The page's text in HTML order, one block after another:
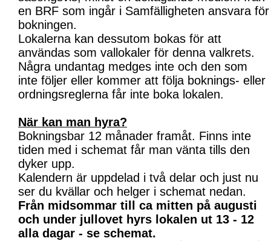
en BRF som ingår i Samfälligheten ansvara för
bokningen.
Lokalerna kan dessutom bokas för att
användas som vallokaler för denna valkrets.
Några undantag medges inte och den som
inte följer eller kommer att följa boknings- eller
ordningsreglerna får inte boka lokalen.
När kan man hyra?
Bokningsbar 12 månader framåt. Finns inte
tiden med i schemat får man vänta tills den
dyker upp.
Kalendern är uppdelad i två delar och just nu
ser du kvällar och helger i schemat nedan.
Från midsommar till ca mitten på augusti
och under jullovet hyrs lokalen ut 13 - 12
alla dagar - se schemat.